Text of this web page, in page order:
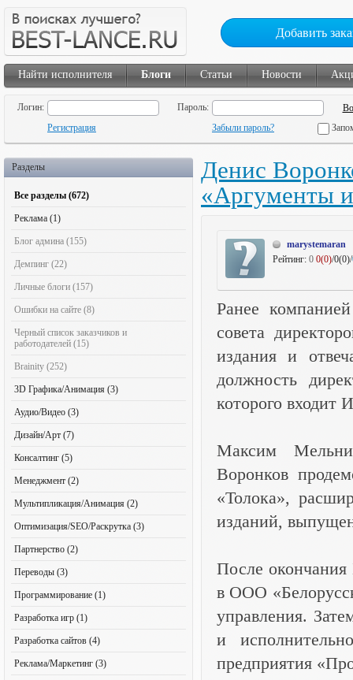
Добавить
Найти исполнителя Блоги Статьи Новости
Логин:
Пароль:
Регистрация
Забыли пароль?
Разделы
Все разделы (672)
Реклама (1)
Блог админа (155)
Демпинг (22)
Личные блоги (157)
Ошибки на сайте (8)
Черный список заказчиков и
работодателей (15)
Brainity (252)
3D Графика/Анимация (3)
Аудио/Видео (3)
Дизайн/Арт (7)
Консалтинг (5)
Менеджмент (2)
Мультипликация/Анимация (2)
Оптимизация/SEO/Раскрутка (3)
Партнерство (2)
Переводы (3)
Программирование (1)
Разработка игр (1)
Разработка сайтов (4)
Реклама/Маркетинг (3)
Денис
«Аргументы
marystemaran
Рейтинг: 0 0(0)/0(0)/
Ранее
совета
издания и
должность
которого
Максим
Воронков
«Толока»,
изданий,
После окончания
в ООО
управления.
и
предприятия